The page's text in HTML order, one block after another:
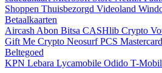
Shoppen Thuisbezorgd Videoland
Betaalkaarten
Aircash Abon Bitsa CASHlib Crypto
Gift Me Crypto NeosurfPCS Mastercard
Beltegoed
KPN Lebara Lycamobile Odido T-